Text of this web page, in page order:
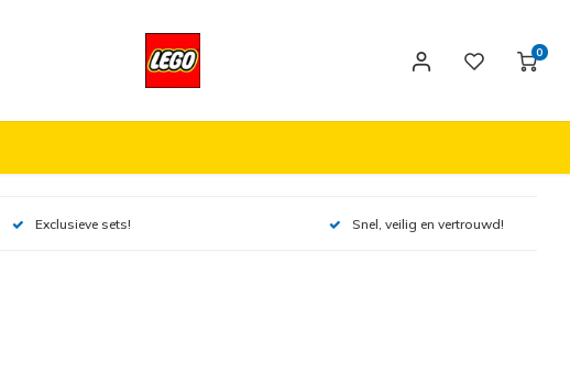
0
Exclusieve sets! Snel, veilig en vertrouwd!